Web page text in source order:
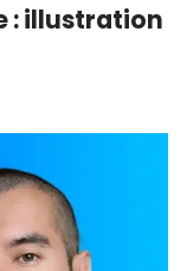
: illustration